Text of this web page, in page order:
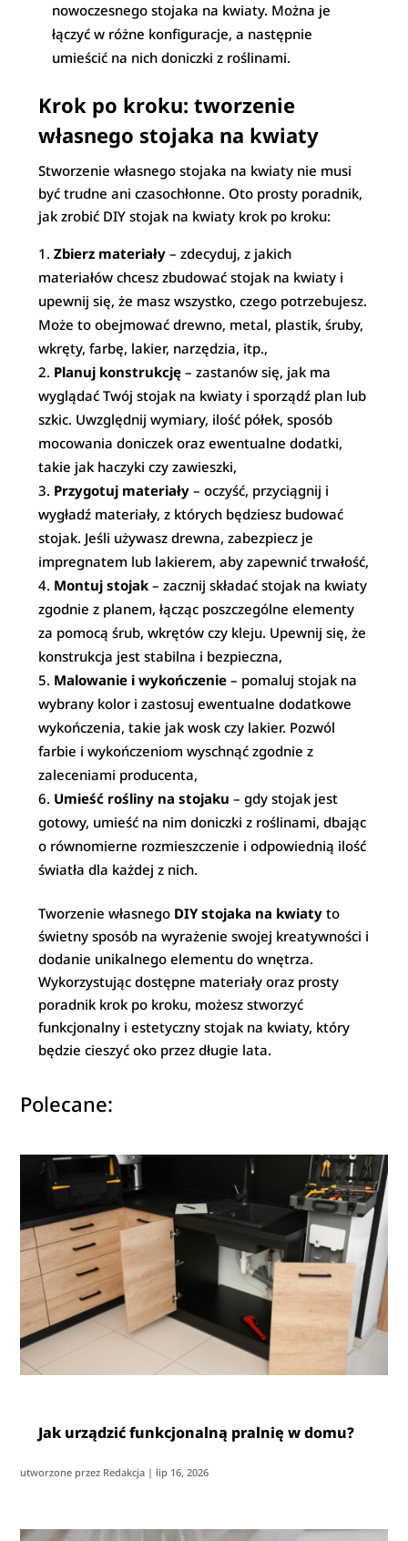
nowoczesnego stojaka na kwiaty. Można je
łączyć w różne konfiguracje, a następnie
umieścić na nich doniczki z roślinami.
Krok po kroku: tworzenie
własnego stojaka na kwiaty
Stworzenie własnego stojaka na kwiaty nie musi
być trudne ani czasochłonne. Oto prosty poradnik,
jak zrobić DIY stojak na kwiaty krok po kroku:
Zbierz materiały – zdecyduj, z jakich
materiałów chcesz zbudować stojak na kwiaty i
upewnij się, że masz wszystko, czego potrzebujesz.
Może to obejmować drewno, metal, plastik, śruby,
wkręty, farbę, lakier, narzędzia, itp.,
Planuj konstrukcję – zastanów się, jak ma
wyglądać Twój stojak na kwiaty i sporządź plan lub
szkic. Uwzględnij wymiary, ilość półek, sposób
mocowania doniczek oraz ewentualne dodatki,
takie jak haczyki czy zawieszki,
Przygotuj materiały – oczyść, przyciągnij i
wygładź materiały, z których będziesz budować
stojak. Jeśli używasz drewna, zabezpiecz je
impregnatem lub lakierem, aby zapewnić trwałość,
Montuj stojak – zacznij składać stojak na kwiaty
zgodnie z planem, łącząc poszczególne elementy
za pomocą śrub, wkrętów czy kleju. Upewnij się, że
konstrukcja jest stabilna i bezpieczna,
Malowanie i wykończenie – pomaluj stojak na
wybrany kolor i zastosuj ewentualne dodatkowe
wykończenia, takie jak wosk czy lakier. Pozwól
farbie i wykończeniom wyschnąć zgodnie z
zaleceniami producenta,
Umieść rośliny na stojaku – gdy stojak jest
gotowy, umieść na nim doniczki z roślinami, dbając
o równomierne rozmieszczenie i odpowiednią ilość
światła dla każdej z nich.
Tworzenie własnego DIY stojaka na kwiaty to
świetny sposób na wyrażenie swojej kreatywności i
dodanie unikalnego elementu do wnętrza.
Wykorzystując dostępne materiały oraz prosty
poradnik krok po kroku, możesz stworzyć
funkcjonalny i estetyczny stojak na kwiaty, który
będzie cieszyć oko przez długie lata.
Polecane:
Jak urządzić funkcjonalną pralnię w domu?
utworzone przez Redakcja | lip 16, 2026